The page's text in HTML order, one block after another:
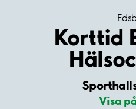
Korttid
Visa